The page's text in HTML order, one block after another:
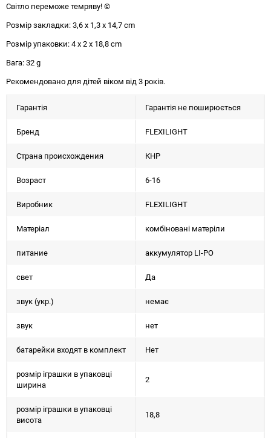
Світло переможе темряву! ©
Розмір закладки: 3,6 х 1,3 х 14,7 сm
Розмір упаковки: 4 х 2 х 18,8 сm
Вага: 32 g
Рекомендовано для дітей віком від 3 років.
Гарантія Гарантія не поширюється
Бренд FLEXILIGHT
Страна происхождения КНР
Возраст 6-16
Виробник FLEXILIGHT
Матеріал комбіновані матеріли
питание аккумулятор LI-PO
свет Да
звук (укр.) немає
звук нет
батарейки входят в комплект Нет
розмір іграшки в упаковці
ширина
2
розмір іграшки в упаковці
висота
18,8